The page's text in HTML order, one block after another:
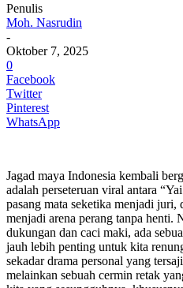
Penulis
Moh. Nasrudin
-
Oktober 7, 2025
0
Facebook
Twitter
Pinterest
WhatsApp
Jagad maya Indonesia kembali
adalah perseteruan viral antara
pasang mata seketika menjadi juri,
menjadi arena perang tanpa henti.
dukungan dan caci maki, ada
jauh lebih penting untuk kita
sekadar drama personal yang
melainkan sebuah cermin retak